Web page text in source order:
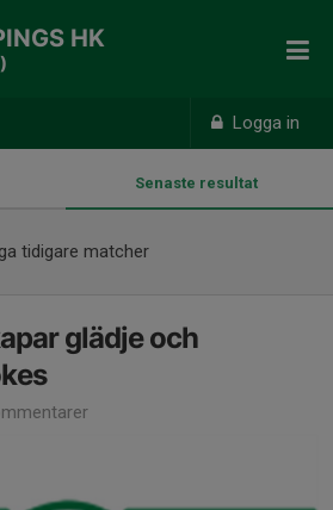
Logga in
HK
Senaste resultat
tidigare matcher
glädje och